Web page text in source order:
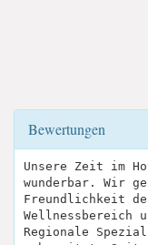
Bewertungen
Unsere Zeit im
wunderbar. Wir
Freundlichkeit
Wellnessbereich
Regionale